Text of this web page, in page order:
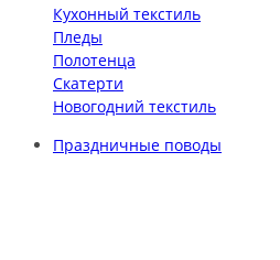
Кухонный текстиль
Пледы
Полотенца
Скатерти
Новогодний текстиль
Праздничные поводы